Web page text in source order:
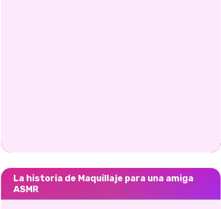
La historia de Maquillaje para una amiga
ASMR